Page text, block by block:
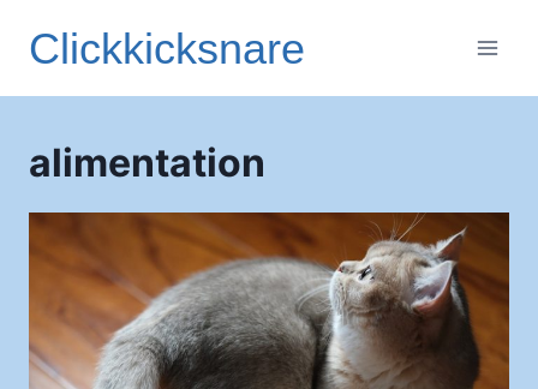
Clickkicksnare
alimentation